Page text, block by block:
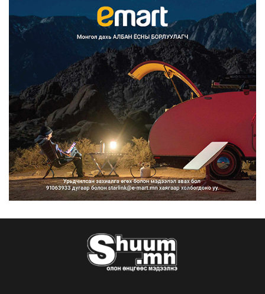
Монгол Улс COP17 бага хуралд 6.5
тэрбум ам.доллары...
2026/08/06
“Улаанбаатар трам” төсөл
хэрэгжсэнээр жилд 446...
2026/08/06
Автомашины улсын дугаар тэгш
тоогоор төгссөн бол ө...